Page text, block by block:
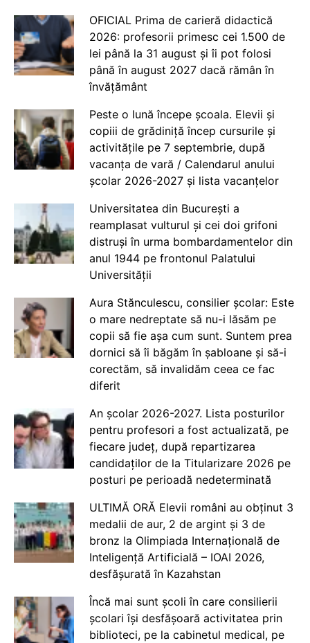
OFICIAL Prima de carieră didactică
2026: profesorii primesc cei 1.500 de
lei până la 31 august și îi pot folosi
până în august 2027 dacă rămân în
învățământ
Peste o lună începe școala. Elevii și
copiii de grădiniță încep cursurile și
activitățile pe 7 septembrie, după
vacanța de vară / Calendarul anului
școlar 2026-2027 și lista vacanțelor
Universitatea din București a
reamplasat vulturul și cei doi grifoni
distruși în urma bombardamentelor din
anul 1944 pe frontonul Palatului
Universității
Aura Stănculescu, consilier școlar: Este
o mare nedreptate să nu-i lăsăm pe
copii să fie așa cum sunt. Suntem prea
dornici să îi băgăm în șabloane și să-i
corectăm, să invalidăm ceea ce fac
diferit
An școlar 2026-2027. Lista posturilor
pentru profesori a fost actualizată, pe
fiecare județ, după repartizarea
candidaților de la Titularizare 2026 pe
posturi pe perioadă nedeterminată
ULTIMĂ ORĂ Elevii români au obținut 3
medalii de aur, 2 de argint și 3 de
bronz la Olimpiada Internațională de
Inteligență Artificială – IOAI 2026,
desfășurată în Kazahstan
Încă mai sunt școli în care consilierii
școlari își desfășoară activitatea prin
biblioteci, pe la cabinetul medical, pe